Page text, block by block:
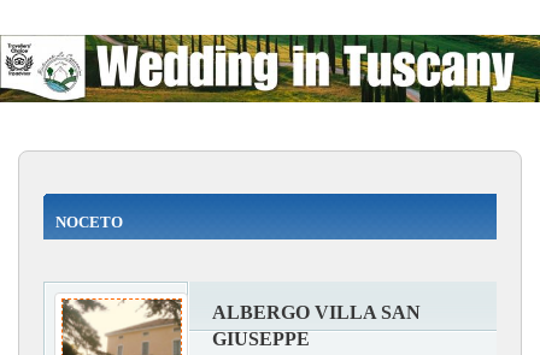
NOCETO
ALBERGO VILLA SAN
GIUSEPPE